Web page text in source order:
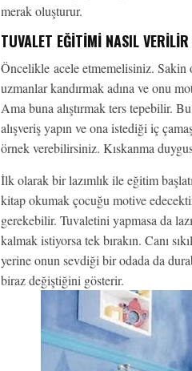
merak oluşturur.
TUVALET EĞITIMI NASIL
Öncelikle acele etmemelisiniz. Sakin
uzmanlar kandırmak adına ve onu
Ama buna alıştırmak ters tepebilir.
alışveriş yapın ve ona istediği iç
örnek verebilirsiniz. Kıskanma
İlk olarak bir lazımlık ile eğitim
kitap okumak çocuğu motive
gerekebilir. Tuvaletini yapmasa da
kalmak istiyorsa tek bırakın. Canı
yerine onun sevdiği bir odada da
biraz değiştiğini gösterir.